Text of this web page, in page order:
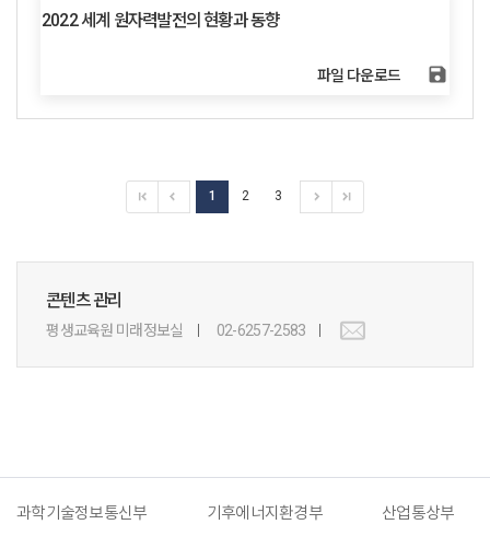
2022 세계 원자력발전의 현황과 동향
파일 다운로드 save
1 2 3
콘텐츠 관리
평생교육원 미래정보실 02-6257-2583
과학기술정보통신부 기후에너지환경부 산업통상부